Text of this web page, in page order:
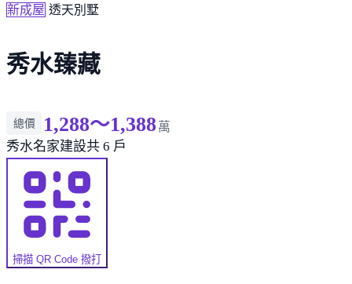
新成屋 透天別墅
秀水臻藏
總價 1,288～1,388 萬
秀水名家建設共 6 戶
掃描 QR Code 撥打